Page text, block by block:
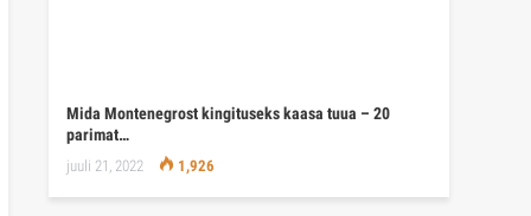
Mida Montenegrost kingituseks kaasa tuua – 20
parimat…
juuli 21, 2022 1,926